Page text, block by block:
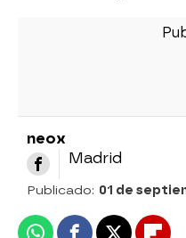
neox
Madrid
Publicado: 01 de